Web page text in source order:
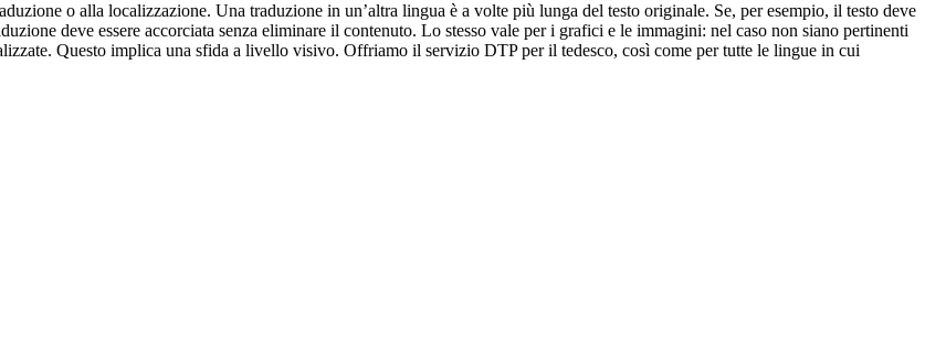
o alla localizzazione. Una traduzione in un’altra lingua è a volte più lunga del testo originale. Se, per esempio, il testo deve
deve essere accorciata senza eliminare il contenuto. Lo stesso vale per i grafici e le immagini: nel caso non siano pertinenti
Questo implica una sfida a livello visivo. Offriamo il servizio DTP per il tedesco, così come per tutte le lingue in cui